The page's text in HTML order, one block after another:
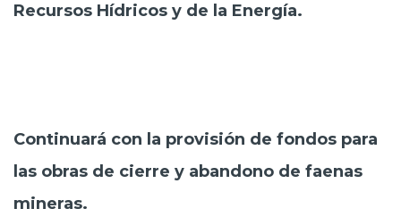
Recursos Hídricos y de la Energía.
Continuará con la provisión de fondos para
las obras de cierre y abandono de faenas
mineras.